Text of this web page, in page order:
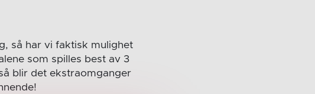
så har vi faktisk mulighet
som spilles best av 3
blir det ekstraomganger